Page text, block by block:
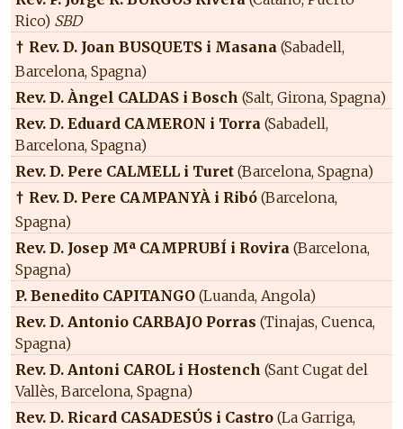
Rico) SBD
† Rev. D. Joan BUSQUETS i Masana (Sabadell,
Barcelona, Spagna)
Rev. D. Àngel CALDAS i Bosch (Salt, Girona, Spagna)
Rev. D. Eduard CAMERON i Torra (Sabadell,
Barcelona, Spagna)
Rev. D. Pere CALMELL i Turet (Barcelona, Spagna)
† Rev. D. Pere CAMPANYÀ i Ribó (Barcelona,
Spagna)
Rev. D. Josep Mª CAMPRUBÍ i Rovira (Barcelona,
Spagna)
P. Benedito CAPITANGO (Luanda, Angola)
Rev. D. Antonio CARBAJO Porras (Tinajas, Cuenca,
Spagna)
Rev. D. Antoni CAROL i Hostench (Sant Cugat del
Vallès, Barcelona, Spagna)
Rev. D. Ricard CASADESÚS i Castro (La Garriga,